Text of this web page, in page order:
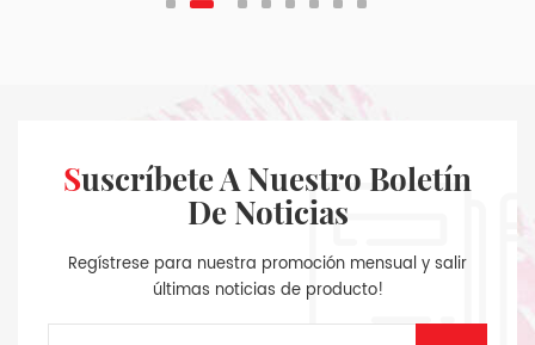
Suscríbete A Nuestro Boletín
De Noticias
Regístrese para nuestra promoción mensual y salir
últimas noticias de producto!